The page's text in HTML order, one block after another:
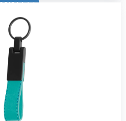
26424 Adet